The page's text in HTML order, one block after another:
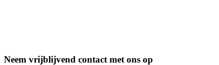
Neem vrijblijvend contact met ons op